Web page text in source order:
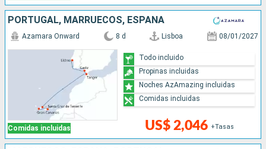
PORTUGAL, MARRUECOS, ESPAÑA
Comidas incluidas
Azamara Onward 8 d Lisboa 08/01/2027
US$ 2,046 +Tasas
Todo incluido
Propinas incluidas
Noches AzAmazing incluidas
Comidas incluidas